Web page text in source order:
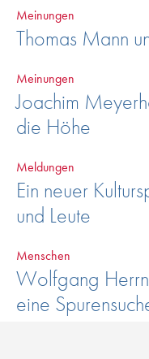
Meinungen
Thomas Mann
Meinungen
Joachim
die Höhe
Meldungen
Ein neuer
und Leute
Menschen
Wolfgang
eine